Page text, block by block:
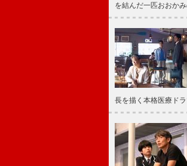
を結んだ一匹おおか
長を描く本格医療ド